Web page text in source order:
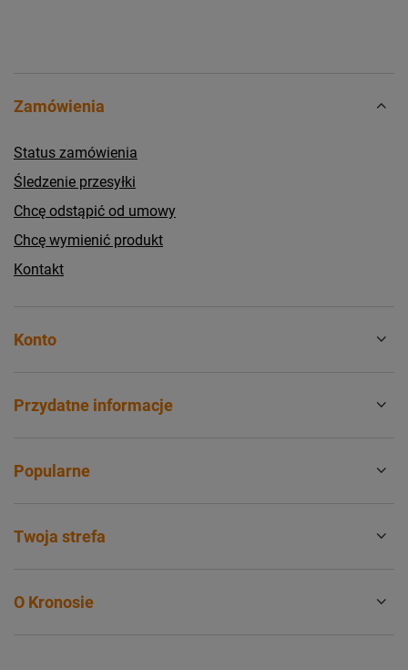
Zamówienia
Status zamówienia
Śledzenie przesyłki
Chcę odstąpić od umowy
Chcę wymienić produkt
Kontakt
Konto
Przydatne informacje
Popularne
Twoja strefa
O Kronosie